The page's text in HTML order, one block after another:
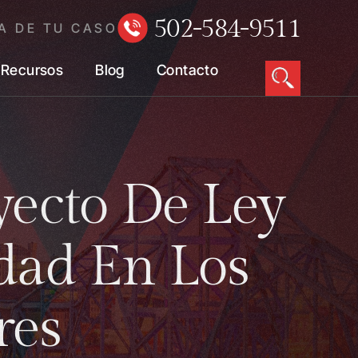
DE TU CASO 502-584-9511
Recursos Blog Contacto
De Ley
En Los